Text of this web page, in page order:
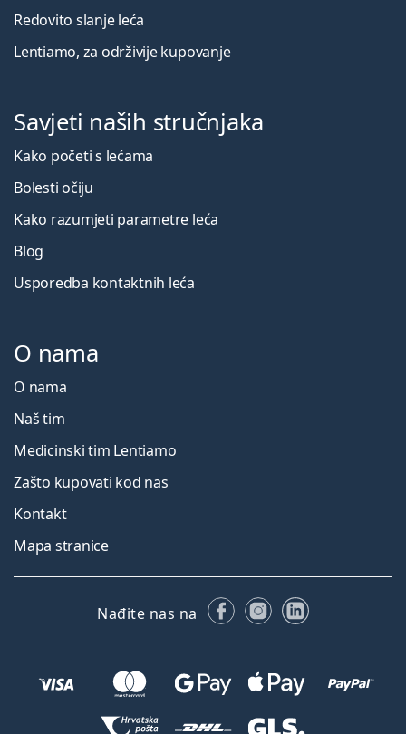
Redovito slanje leća
Lentiamo, za održivije kupovanje
Savjeti naših stručnjaka
Kako početi s lećama
Bolesti očiju
Kako razumjeti parametre leća
Blog
Usporedba kontaktnih leća
O nama
O nama
Naš tim
Medicinski tim Lentiamo
Zašto kupovati kod nas
Kontakt
Mapa stranice
Nađite nas na FacebookuInstagramu
LinkedIn